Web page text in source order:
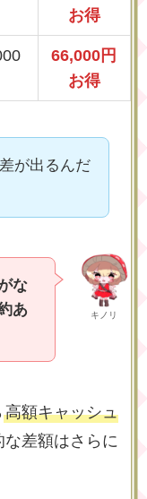
お得
66,000円
お得
が出るんだ
キノリ
な
あ
高額キャッシュ
差額はさらに